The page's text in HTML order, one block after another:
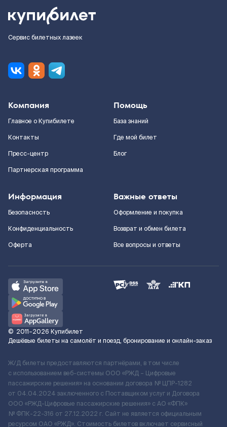
Сервис билетных лазеек
Компания
Главное о Купибилете
Контакты
Пресс-центр
Партнерская программа
Помощь
База знаний
Где мой билет
Блог
Информация
Безопасность
Конфиденциальность
Оферта
Важные ответы
Оформление и покупка
Возврат и обмен билета
Все вопросы и ответы
© 2011–2026 Купибилет
Дешёвые билеты на самолёт и поезд, бронирование и онлайн-заказ
Ж/Д билеты предоставляются партнёрами, в том числе
с использованием веб-системы ООО «РЖД – Цифровые
пассажирские решения» на основании договора № ЦПР-1282
от 04.04.2024 заключенного с Поставщиком услуг и Договора
ООО «РЖД-Цифровые пассажирские решения» c АО «ФПК»
№ ФПК-22-316 от 27.12.2022 г. Сайт не является официальным
ресурсом ОАО «РЖД». Стоимость билетов включает сервисный